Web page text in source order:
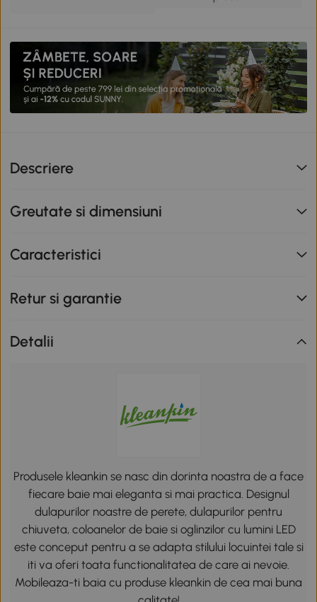
Descriere
Greutate si dimensiuni
Caracteristici
Retur si garantie
Detalii
Produsele kleankin se nasc din dorinta noastra de a face
fiecare baie mai eleganta si mai practica. Designul
dulapurilor noastre de perete, dulapurilor pentru
chiuveta, coloanelor de baie si oglinzilor cu lumini LED
este conceput pentru a se adapta stilului locuintei tale si
iti va oferi toata functionalitatea de care ai nevoie.
Mobileaza-ti baia cu produse kleankin de cea mai buna